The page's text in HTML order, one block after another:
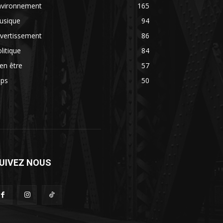
165
94
86
84
être
57
50
NOUS